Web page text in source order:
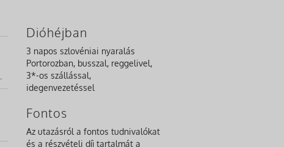
Dióhéjban
3 napos szlovéniai nyaralás
Portorozban, busszal, reggelivel,
3*-os szállással,
idegenvezetéssel
Fontos
Az utazásról a fontos tudnivalókat
és a részvételi díj tartalmát a